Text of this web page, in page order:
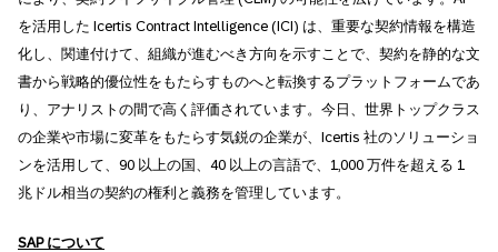
を活用した Icertis Contract Intelligence (ICI) は、重要な契約情報を構造
化し、関連付けて、組織が進むべき方向を示すことで、契約を静的な文
書から戦略的優位性をもたらすものへと転換するプラットフォームであ
り、アナリストの間で高く評価されています。今日、世界トップクラス
の企業や市場に変革をもたらす気鋭の企業が、Icertis 社のソリューショ
ンを活用して、90 以上の国、40 以上の言語で、1,000 万件を超える 1
兆ドル相当の契約の権利と義務を管理しています。
SAP について